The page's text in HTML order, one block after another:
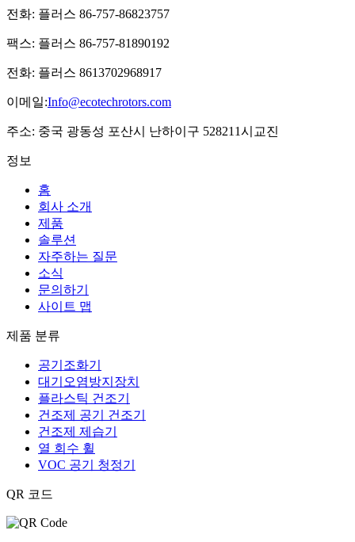
전화: 플러스 86-757-86823757
팩스: 플러스 86-757-81890192
전화: 플러스 8613702968917
이메일:Info@ecotechrotors.com
주소: 중국 광동성 포산시 난하이구 528211시교진
정보
홈
회사 소개
제품
솔루션
자주하는 질문
소식
문의하기
사이트 맵
제품 분류
공기조화기
대기오염방지장치
플라스틱 건조기
건조제 공기 건조기
건조제 제습기
열 회수 휠
VOC 공기 청정기
QR 코드